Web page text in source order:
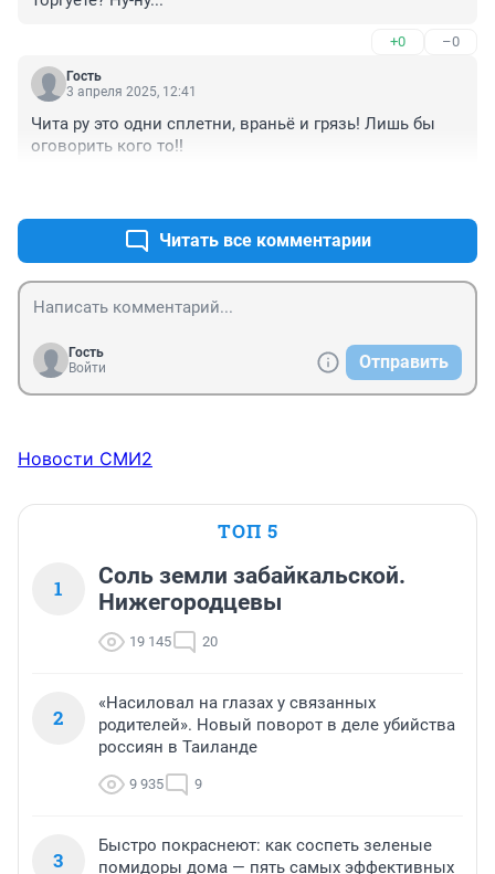
+0 –0
Гость
3 апреля 2025, 12:41
Чита ру это одни сплетни, враньё и грязь! Лишь бы
оговорить кого то!!
Читать все комментарии
Гость
Войти
Отправить
Новости СМИ2
ТОП 5
1
Соль земли забайкальской.
Нижегородцевы
19 145 20
2
«Насиловал на глазах у связанных
родителей». Новый поворот в деле убийства
россиян в Таиланде
9 935 9
3
Быстро покраснеют: как соспеть зеленые
помидоры дома — пять самых эффективных